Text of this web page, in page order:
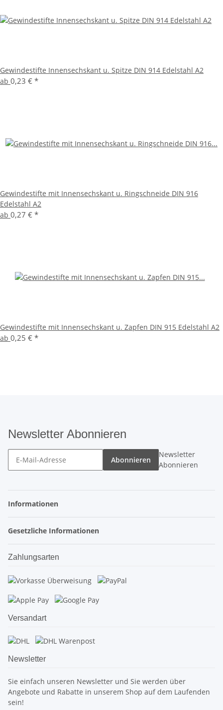
Gewindestifte Innensechskant u. Spitze DIN 914 Edelstahl A2
ab 0,23 € *
Gewindestifte mit Innensechskant u. Ringschneide DIN 916
Edelstahl A2
ab 0,27 € *
Gewindestifte mit Innensechskant u. Zapfen DIN 915 Edelstahl A2
ab 0,25 € *
Newsletter Abonnieren
Abonnieren
Newsletter
Abonnieren
Informationen
Gesetzliche Informationen
Zahlungsarten
Versandart
Newsletter
Sie einfach unseren Newsletter und Sie werden über
Angebote und Rabatte in unserem Shop auf dem Laufenden
sein!